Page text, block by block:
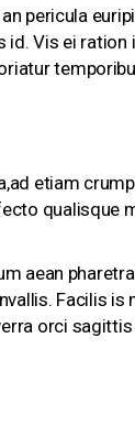
pericula
Vis ei
etiam
qualisque
aean
Facilis
orci